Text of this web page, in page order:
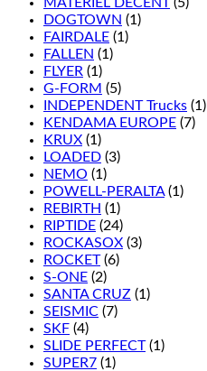
DOGTOWN (1)
FAIRDALE (1)
FALLEN (1)
FLYER (1)
G-FORM (5)
INDEPENDENT Trucks (1)
KENDAMA EUROPE (7)
KRUX (1)
LOADED (3)
NEMO (1)
POWELL-PERALTA (1)
REBIRTH (1)
RIPTIDE (24)
ROCKASOX (3)
ROCKET (6)
S-ONE (2)
SANTA CRUZ (1)
SEISMIC (7)
SKF (4)
SLIDE PERFECT (1)
SUPER7 (1)